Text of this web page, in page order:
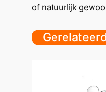
of natuurlijk